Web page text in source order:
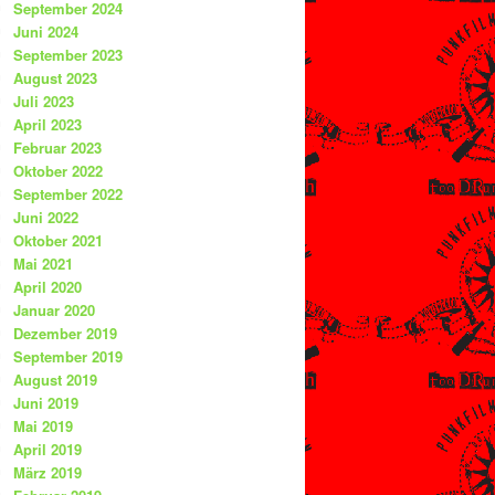
September 2024
Juni 2024
September 2023
August 2023
Juli 2023
April 2023
Februar 2023
Oktober 2022
September 2022
Juni 2022
Oktober 2021
Mai 2021
April 2020
Januar 2020
Dezember 2019
September 2019
August 2019
Juni 2019
Mai 2019
April 2019
März 2019